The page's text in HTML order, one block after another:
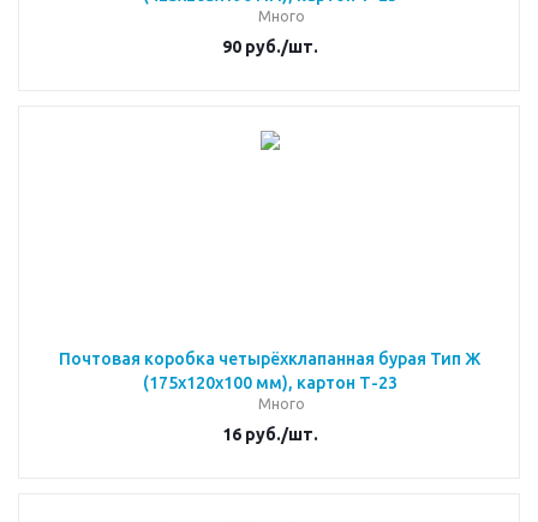
Много
90руб./шт.
Почтовая коробка четырёхклапанная бурая Тип Ж
(175x120x100 мм), картон Т-23
Много
16руб./шт.